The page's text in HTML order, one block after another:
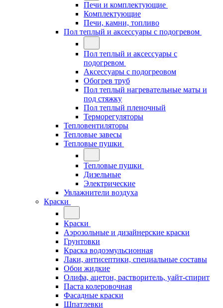
Печи и комплектующие
Комплектующие
Печи, камни, топливо
Пол теплый и аксессуары с подогревом
Пол теплый и аксессуары с
подогревом
Аксессуары с подогреовом
Обогрев труб
Пол теплый нагревательные маты и
под стяжку
Пол теплый пленочный
Терморегуляторы
Тепловентиляторы
Тепловые завесы
Тепловые пушки
Тепловые пушки
Дизельные
Электрические
Увлажнители воздуха
Краски
Краски
Аэрозольные и дизайнерские краски
Грунтовки
Краска водоэмульсионная
Лаки, антисептики, специальные составы
Обои жидкие
Олифа, ацетон, растворитель, уайт-спирит
Паста колеровочная
Фасадные краски
Шпатлевки